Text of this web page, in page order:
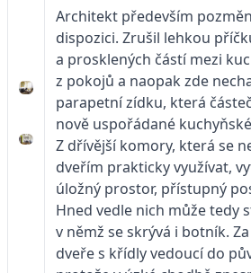
Architekt především
dispozici. Zrušil lehkou
a prosklených částí mezi
z pokojů a naopak zde
parapetní zídku, která
nově uspořádané
Z dřívější komory, která se
dveřím prakticky využívat,
úložný prostor, přístupný
Hned vedle nich může tedy
v němž se skrývá i botník.
dveře s křídly vedoucí do